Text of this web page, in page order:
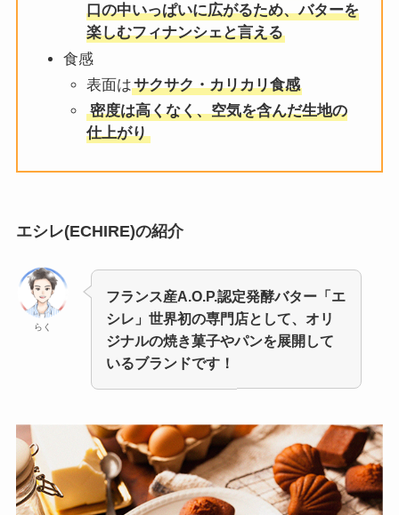
口の中いっぱいに広がるため、バターを
楽しむフィナンシェと言える
食感
表面はサクサク・カリカリ食感
密度は高くなく、空気を含んだ生地の
仕上がり
エシレ(ECHIRE)の紹介
らく
フランス産A.O.P.認定発酵バター「エ
シレ」世界初の専門店として、オリ
ジナルの焼き菓子やパンを展開して
いるブランドです！